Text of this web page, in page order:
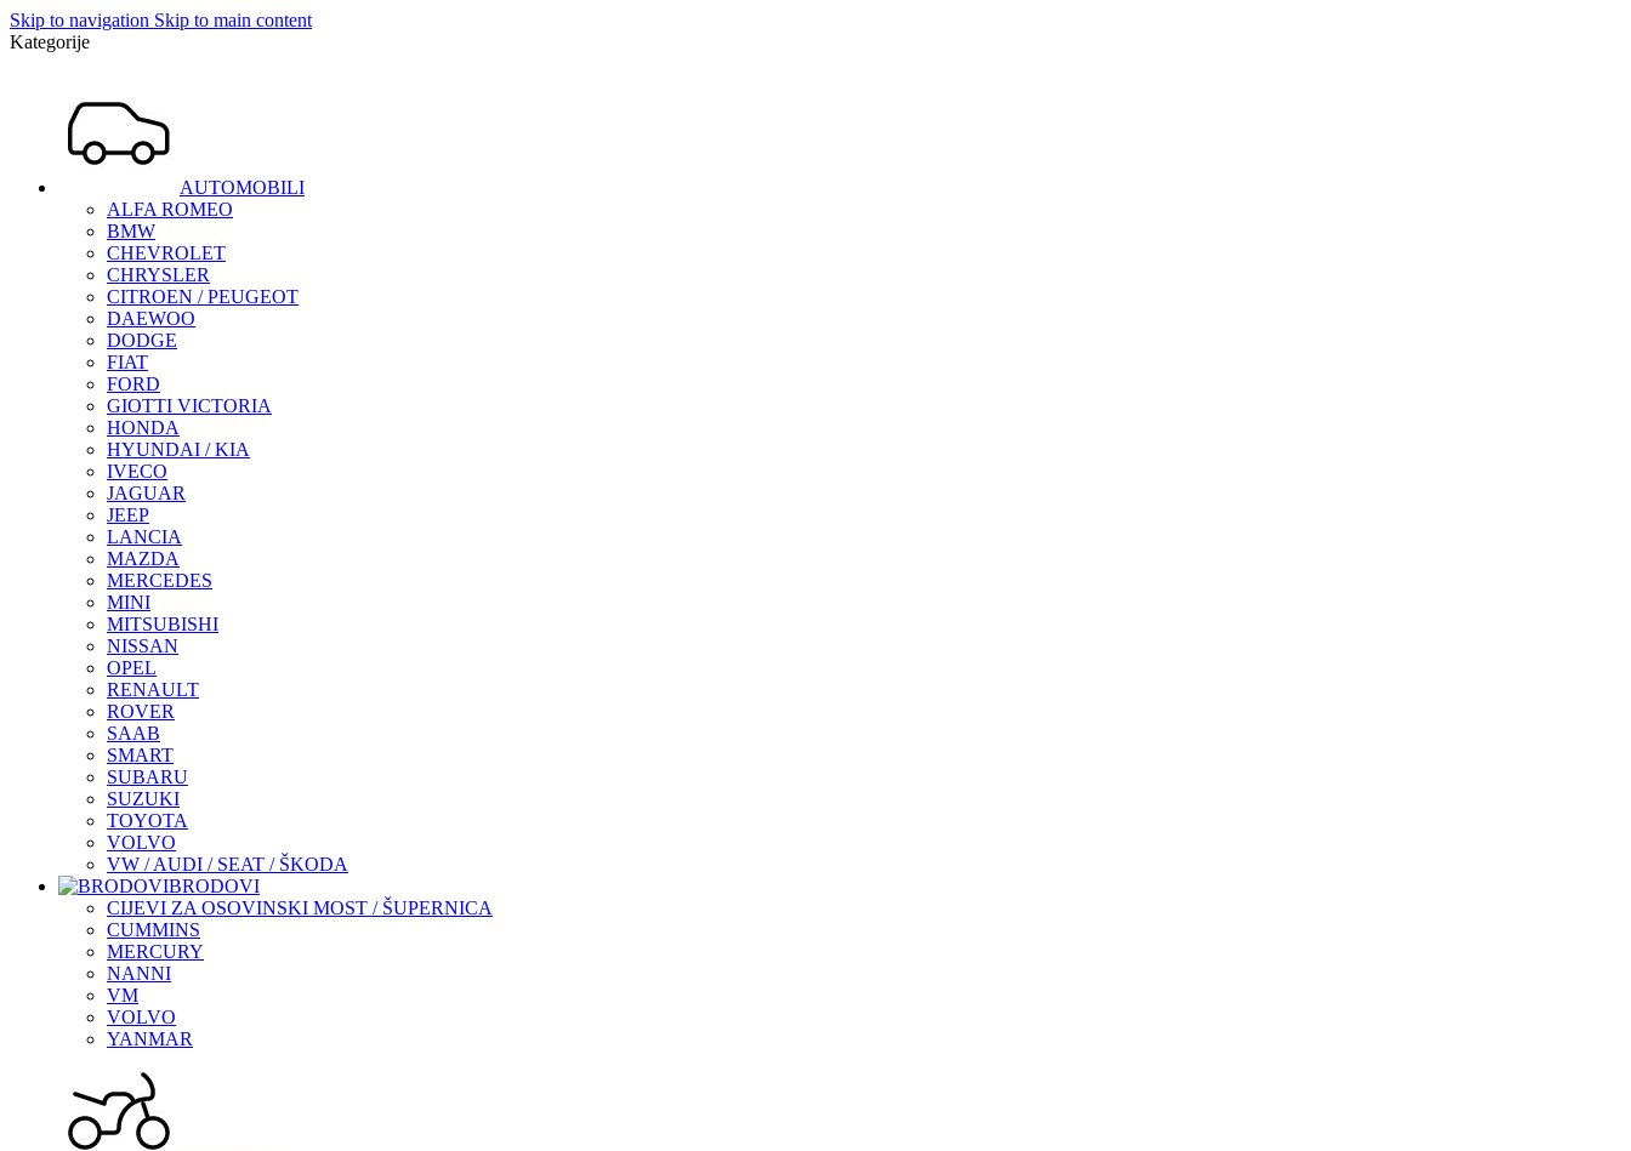
Skip to navigation Skip to main content
Kategorije
AUTOMOBILI
ALFA ROMEO
BMW
CHEVROLET
CHRYSLER
CITROEN / PEUGEOT
DAEWOO
DODGE
FIAT
FORD
GIOTTI VICTORIA
HONDA
HYUNDAI / KIA
IVECO
JAGUAR
JEEP
LANCIA
MAZDA
MERCEDES
MINI
MITSUBISHI
NISSAN
OPEL
RENAULT
ROVER
SAAB
SMART
SUBARU
SUZUKI
TOYOTA
VOLVO
VW / AUDI / SEAT / ŠKODA
BRODOVI
CIJEVI ZA OSOVINSKI MOST / ŠUPERNICA
CUMMINS
MERCURY
NANNI
VM
VOLVO
YANMAR